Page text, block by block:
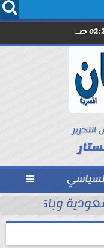
صـ
